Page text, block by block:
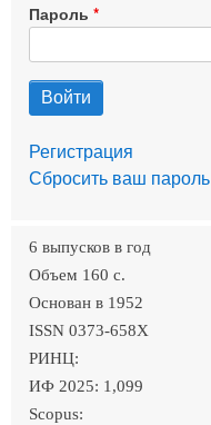
Пароль
Регистрация
Сбросить ваш пароль
6 выпусков в год
Объем 160 c.
Основан в 1952
ISSN 0373-658X
РИНЦ:
ИФ 2025: 1,099
Scopus: